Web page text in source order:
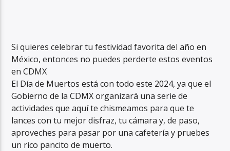
Si quieres celebrar tu festividad favorita del año en
México, entonces no puedes perderte estos eventos
en CDMX
El Día de Muertos está con todo este 2024, ya que el
Gobierno de la CDMX organizará una serie de
actividades que aquí te chismeamos para que te
lances con tu mejor disfraz, tu cámara y, de paso,
aproveches para pasar por una cafetería y pruebes
un rico pancito de muerto.